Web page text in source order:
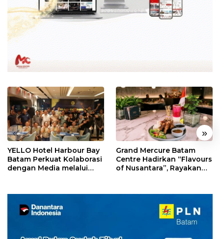
« »
YELLO Hotel Harbour Bay
Batam Perkuat Kolaborasi
dengan Media melalui
Grand Mercure Batam
Centre Hadirkan “Flavours
of Nusantara”, Rayakan